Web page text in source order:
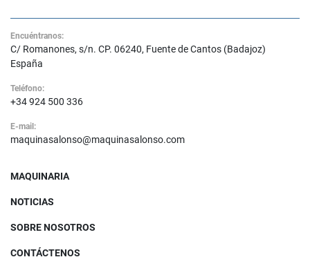
Encuéntranos:
C/ Romanones, s/n. CP. 06240, Fuente de Cantos (Badajoz)
España
Teléfono:
+34 924 500 336
E-mail:
maquinasalonso@maquinasalonso.com
MAQUINARIA
NOTICIAS
SOBRE NOSOTROS
CONTÁCTENOS